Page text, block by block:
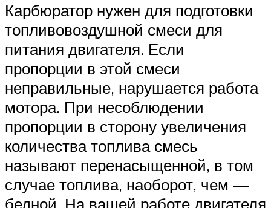
Карбюратор нужен для подготовки
топливовоздушной смеси для
питания двигателя. Если
пропорции в этой смеси
неправильные, нарушается работа
мотора. При несоблюдении
пропорции в сторону увеличения
количества топлива смесь
называют перенасыщенной, в том
случае топлива, наоборот, чем —
бедной. На вашей работе двигателя